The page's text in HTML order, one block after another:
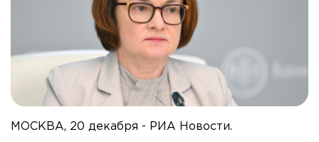
МОСКВА, 20 декабря - РИА Новости.